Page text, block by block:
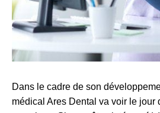
Dans le cadre de son
médical Ares Dental va voir le jour